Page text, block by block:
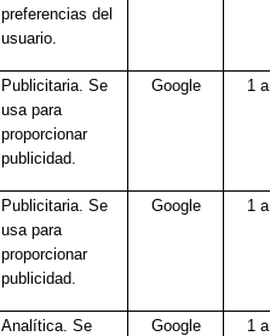
preferencias del
usuario.
Publicitaria. Se
usa para
proporcionar
publicidad.
Google 1
Publicitaria. Se
usa para
proporcionar
publicidad.
Google 1
Analítica. Se
Google 1